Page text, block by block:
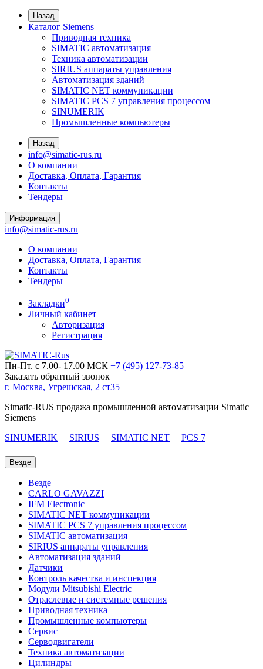
Назад
Каталог Siemens
Приводная техника
SIMATIC автоматизация
Техника автоматизации
SIRIUS аппараты управления
Автоматизация зданий
SIMATIC NET коммуникации
SIMATIC PCS 7 управления процессом
SINUMERIK
Промышленные компьютеры
Назад
info@simatic-rus.ru
О компании
Доставка, Оплата, Гарантия
Контакты
Тендеры
Информация
info@simatic-rus.ru
О компании
Доставка, Оплата, Гарантия
Контакты
Тендеры
Закладки0
Личный кабинет
Авторизация
Регистрация
Пн-Пт. с 7.00- 17.00 МСК +7 (495) 127-73-85
Заказать обратный звонок
г. Москва, Угрешская, 2 ст35
Simatic-RUS продажа промышленной автоматизации Simatic
Siemens
SINUMERIK
SIRIUS SIMATIC NET PCS 7
Везде
Везде
CARLO GAVAZZI
IFM Electronic
SIMATIC NET коммуникации
SIMATIC PCS 7 управления процессом
SIMATIC автоматизация
SIRIUS аппараты управления
Автоматизация зданий
Датчики
Контроль качества и инспекция
Модули Mitsubishi Electric
Отраслевые и системные решения
Приводная техника
Промышленные компьютеры
Сервис
Серводвигатели
Техника автоматизации
Цилиндры